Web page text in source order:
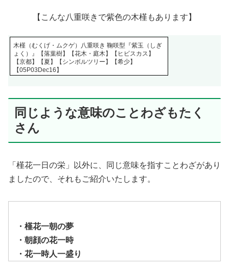
【こんな八重咲きで紫色の木槿もあります】
木槿（むくげ・ムクゲ）八重咲き 鞠咲型『紫玉（しぎ
ょく）』【落葉樹】【花木・庭木】【ヒビスカス】
【京都】【夏】【シンボルツリー】【希少】
【05P03Dec16】
同じような意味のことわざもたく
さん
「槿花一日の栄」以外に、同じ意味を指すことわざがあり
ましたので、それもご紹介いたします。
・槿花一朝の夢
・朝顔の花一時
・花一時人一盛り